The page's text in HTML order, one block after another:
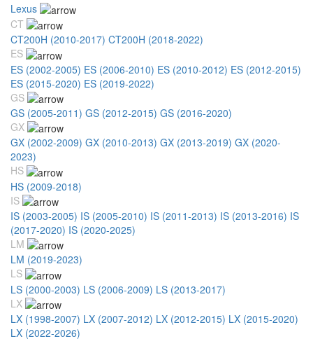
Lexus
CT
CT200H (2010-2017) CT200H (2018-2022)
ES
ES (2002-2005) ES (2006-2010) ES (2010-2012) ES (2012-2015)
ES (2015-2020) ES (2019-2022)
GS
GS (2005-2011) GS (2012-2015) GS (2016-2020)
GX
GX (2002-2009) GX (2010-2013) GX (2013-2019) GX (2020-
2023)
HS
HS (2009-2018)
IS
IS (2003-2005) IS (2005-2010) IS (2011-2013) IS (2013-2016) IS
(2017-2020) IS (2020-2025)
LM
LM (2019-2023)
LS
LS (2000-2003) LS (2006-2009) LS (2013-2017)
LX
LX (1998-2007) LX (2007-2012) LX (2012-2015) LX (2015-2020)
LX (2022-2026)